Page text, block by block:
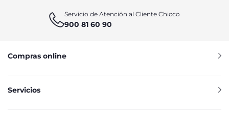
Servicio de Atención al Cliente Chicco
900 81 60 90
Compras online
Servicios